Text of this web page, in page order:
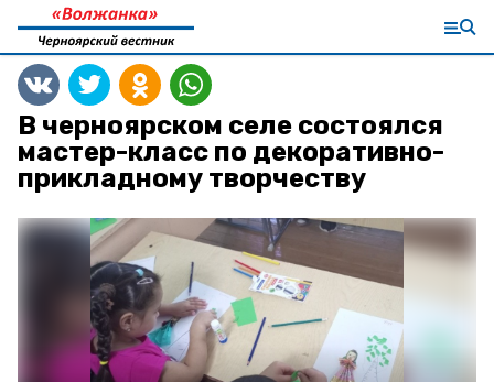
В черноярском селе состоялся
мастер-класс по декоративно-
прикладному творчеству